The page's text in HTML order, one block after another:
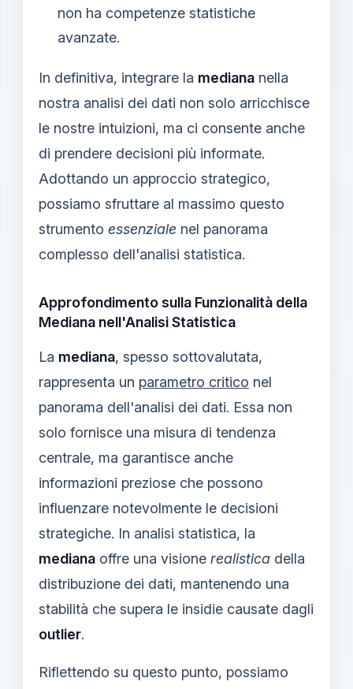
non ha competenze statistiche
avanzate.
In definitiva, integrare la mediana nella
nostra analisi dei dati non solo arricchisce
le nostre intuizioni, ma ci consente anche
di prendere decisioni più informate.
Adottando un approccio strategico,
possiamo sfruttare al massimo questo
strumento essenziale nel panorama
complesso dell'analisi statistica.
Approfondimento sulla Funzionalità della
Mediana nell'Analisi Statistica
La mediana, spesso sottovalutata,
rappresenta un parametro critico nel
panorama dell'analisi dei dati. Essa non
solo fornisce una misura di tendenza
centrale, ma garantisce anche
informazioni preziose che possono
influenzare notevolmente le decisioni
strategiche. In analisi statistica, la
mediana offre una visione realistica della
distribuzione dei dati, mantenendo una
stabilità che supera le insidie causate dagli
outlier.
Riflettendo su questo punto, possiamo